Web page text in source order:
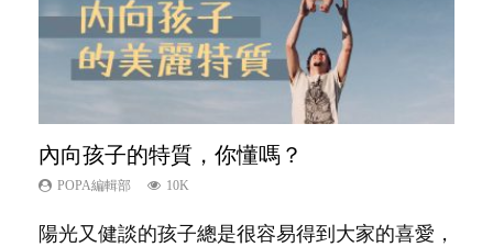
內向孩子的特質，你懂嗎？
POPA編輯部 10K
陽光又健談的孩子總是很容易得到大家的喜愛，
孩子能力天注定？
POPA編輯部 7.9K
很多父母都希望孩子係個「叻仔叻女」，學業別
愛孩子也別忘了愛自己，父母如何關顧自
己的身心靈？
夫妻必看！經營婚姻，沒捷徑
POPA編輯部 22.9K
你是不是也曾經以為只要跟相愛的人結婚，就自
想孩子學好外語，點做好？
POPA編輯部 9.9K
有人話學多種語言越早開始越好，有人卻說一時